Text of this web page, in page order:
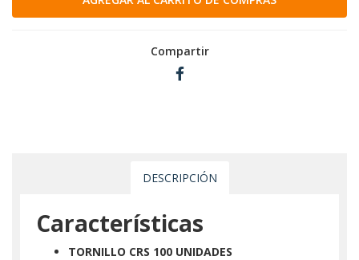
Compartir
DESCRIPCIÓN
Características
TORNILLO CRS 100 UNIDADES